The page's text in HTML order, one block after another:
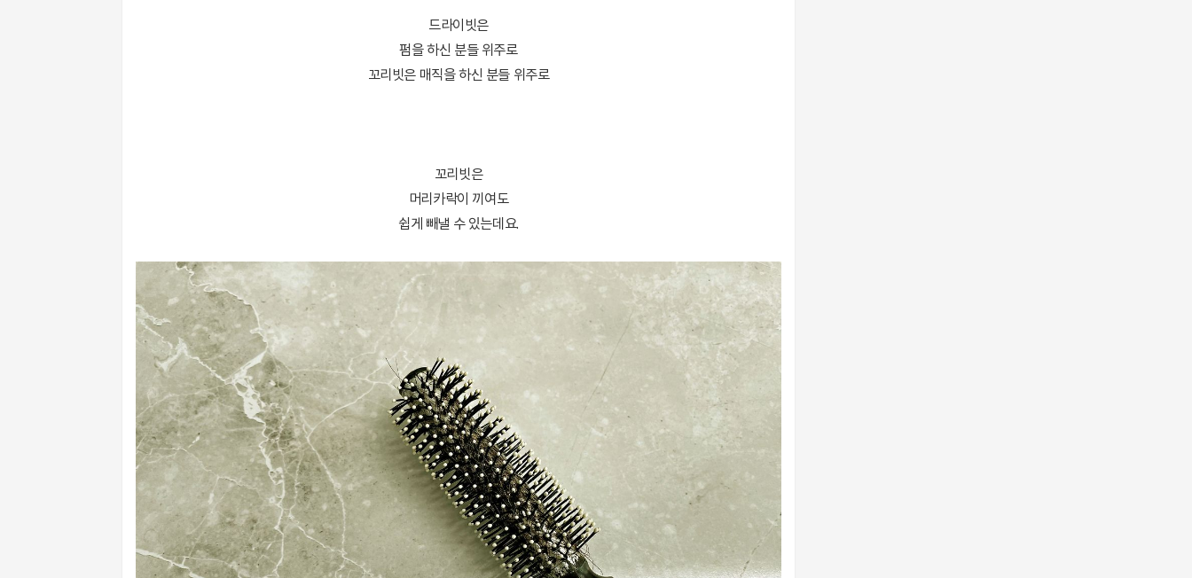
드라이빗은
펌을 하신 분들 위주로
꼬리빗은 매직을 하신 분들 위주로
꼬리빗은
머리카락이 끼여도
쉽게 빼낼 수 있는데요.